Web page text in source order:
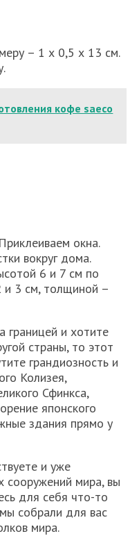
– 1 х 0,5 х 13 см.
кофе saeco
окна.
вокруг дома.
6 и 7 см по
и 3 см, толщиной –
границей и хотите
страны, то этот
грандиозность и
Колизея,
Сфинкса,
японского
здания прямо у
и уже
сооружений мира, вы
для себя что-то
собрали для вас
мира.